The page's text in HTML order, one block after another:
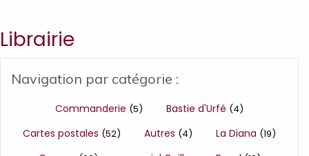
Librairie
Navigation par catégorie :
Commanderie (5) Bastie d'Urfé (4)
Cartes postales (52) Autres (4) La Diana (19)